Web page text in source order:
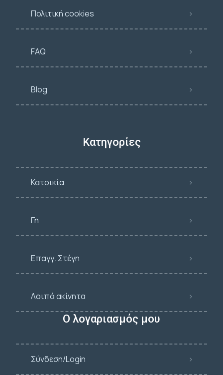
Πολιτική cookies
FAQ
Blog
Κατηγορίες
Κατοικία
Γη
Επαγγ. Στέγη
Λοιπά ακίνητα
Ο λογαριασμός μου
Σύνδεση/Login